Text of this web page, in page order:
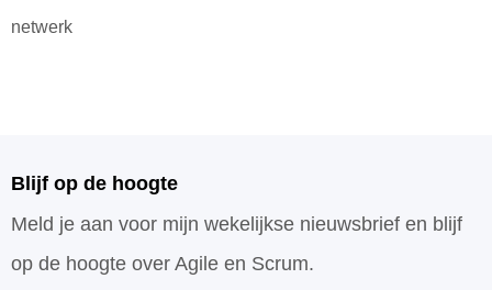
netwerk
Blijf op de hoogte
Meld je aan voor mijn wekelijkse nieuwsbrief en blijf
op de hoogte over Agile en Scrum.